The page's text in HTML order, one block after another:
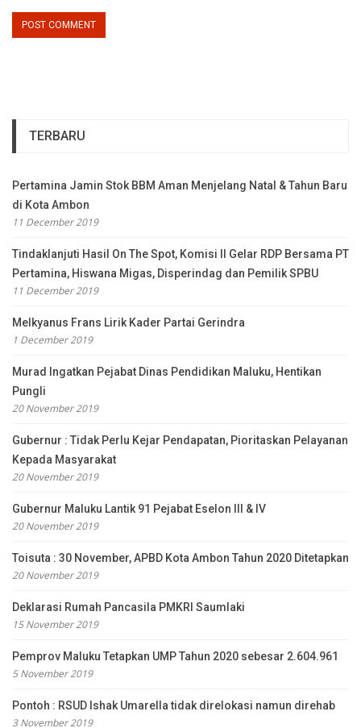
TERBARU
Pertamina Jamin Stok BBM Aman Menjelang Natal & Tahun Baru
di Kota Ambon
11 December 2019
Tindaklanjuti Hasil On The Spot, Komisi II Gelar RDP Bersama PT
Pertamina, Hiswana Migas, Disperindag dan Pemilik SPBU
11 December 2019
Melkyanus Frans Lirik Kader Partai Gerindra
1 December 2019
Murad Ingatkan Pejabat Dinas Pendidikan Maluku, Hentikan
Pungli
20 November 2019
Gubernur : Tidak Perlu Kejar Pendapatan, Pioritaskan Pelayanan
Kepada Masyarakat
20 November 2019
Gubernur Maluku Lantik 91 Pejabat Eselon III & IV
20 November 2019
Toisuta : 30 November, APBD Kota Ambon Tahun 2020 Ditetapkan
20 November 2019
Deklarasi Rumah Pancasila PMKRI Saumlaki
15 November 2019
Pemprov Maluku Tetapkan UMP Tahun 2020 sebesar 2.604.961
5 November 2019
Pontoh : RSUD Ishak Umarella tidak direlokasi namun direhab
3 November 2019